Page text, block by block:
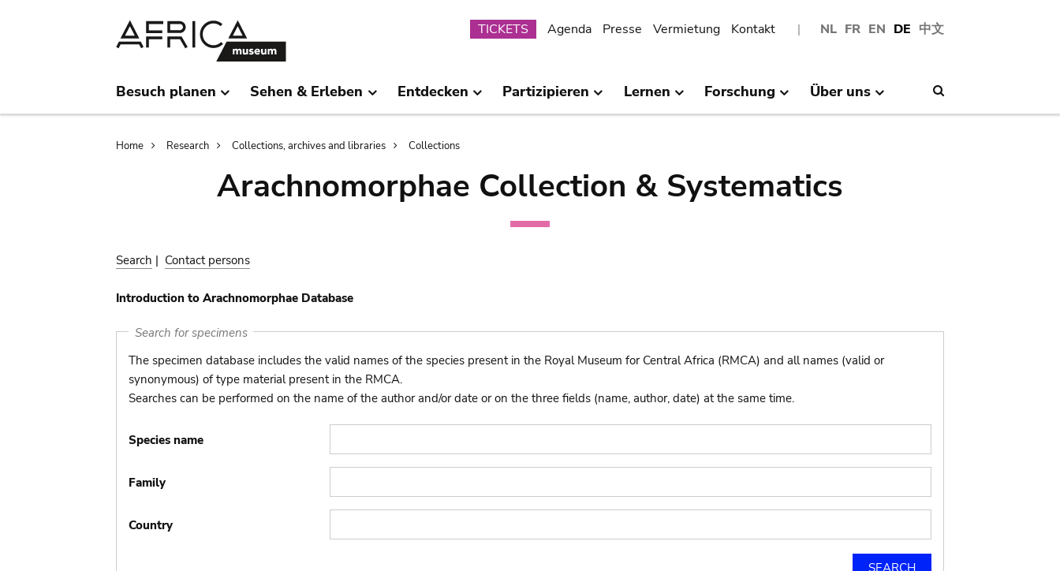
NL FR EN DE 中文
Submenu
TICKETS Agenda Presse Vermietung Kontakt
Besuch planen Sehen & Erleben Entdecken Partizipieren Lernen Forschung Über uns
Breadcrumb
Home Research Collections, archives and libraries Collections
Arachnomorphae Collection & Systematics
Search | Contact persons
Introduction to Arachnomorphae Database
Search for specimens
The specimen database includes the valid names of the species present in the Royal Museum for Central Africa (RMCA) and all names (valid or
synonymous) of type material present in the RMCA.
Searches can be performed on the name of the author and/or date or on the three fields (name, author, date) at the same time.
Species name
Family
Country